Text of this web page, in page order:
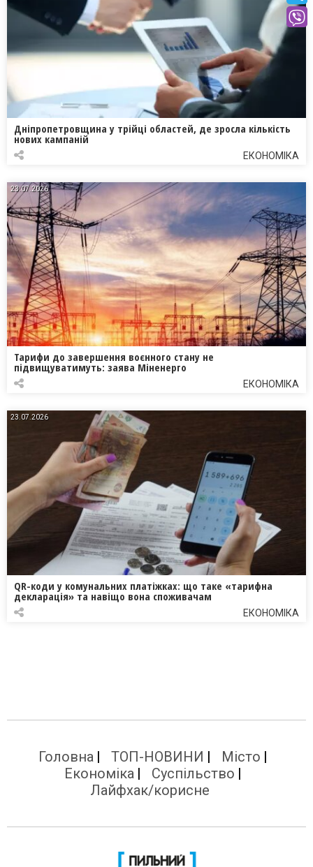
Дніпропетровщина у трійці областей, де зросла кількість
нових кампаній
ЕКОНОМІКА
23.07.2026
Тарифи до завершення воєнного стану не
підвищуватимуть: заява Міненерго
ЕКОНОМІКА
23.07.2026
QR-коди у комунальних платіжках: що таке «тарифна
декларація» та навіщо вона споживачам
ЕКОНОМІКА
Головна ТОП-НОВИНИ
Місто
Економіка
Суспільство
Лайфхак/корисне